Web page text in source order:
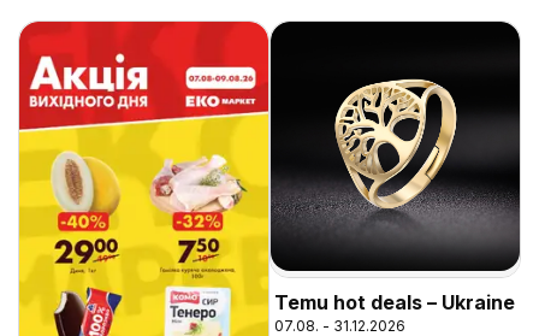
Temu hot deals – Ukraine
07.08. - 31.12.2026